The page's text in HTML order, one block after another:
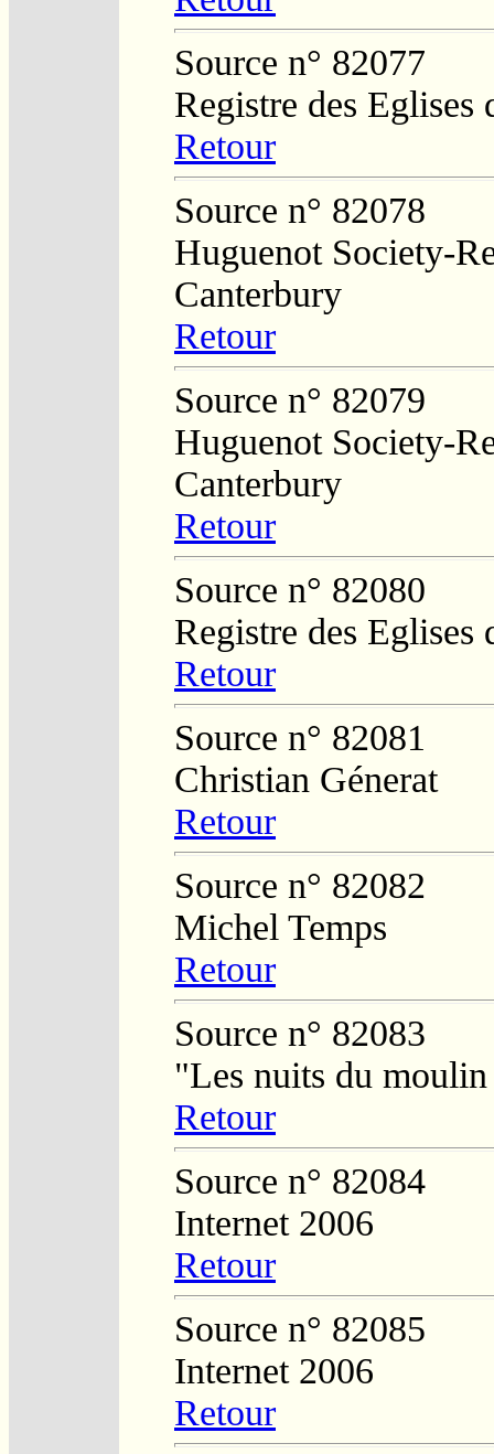
Source n° 82077
Registre des Eglises
Retour
Source n° 82078
Huguenot Society-
Canterbury
Retour
Source n° 82079
Huguenot Society-
Canterbury
Retour
Source n° 82080
Registre des Eglises
Retour
Source n° 82081
Christian Génerat
Retour
Source n° 82082
Michel Temps
Retour
Source n° 82083
"Les nuits du
Retour
Source n° 82084
Internet 2006
Retour
Source n° 82085
Internet 2006
Retour